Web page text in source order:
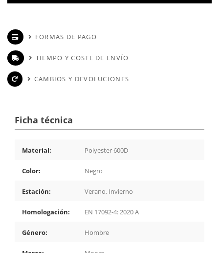
FORMAS DE PAGO
TIEMPO Y COSTE DE ENVÍO
CAMBIOS Y DEVOLUCIONES
Ficha técnica
Material: Polyester 600D
Color: Negro
Estación: Verano, Invierno
Homologación: EN 17092-4: 2020 A
Género: Hombre